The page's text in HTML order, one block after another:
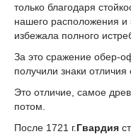
только благодаря
нашего расположения
избежала полного
За это сражение обер-
получили знаки
Это отличие, самое
потом.
После 1721 г.Гвардия